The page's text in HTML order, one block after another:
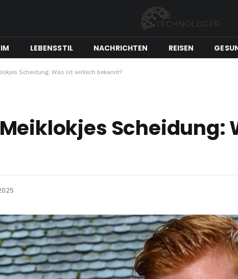
LEBENSSTIL NACHRICHTEN REISEN
Scheidung: Was ist wirklich bekannt?
Scheidung: